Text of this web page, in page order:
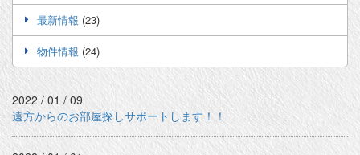
最新情報 (23)
物件情報 (24)
2022 / 01 / 09
遠方からのお部屋探しサポートします！！